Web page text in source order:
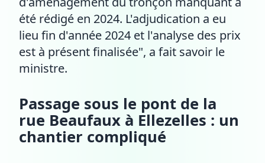
été rédigé en 2024. L'adjudication a eu
lieu fin d'année 2024 et l'analyse des prix
est à présent finalisée", a fait savoir le
ministre.
Passage sous le pont de la
rue Beaufaux à Ellezelles : un
chantier compliqué